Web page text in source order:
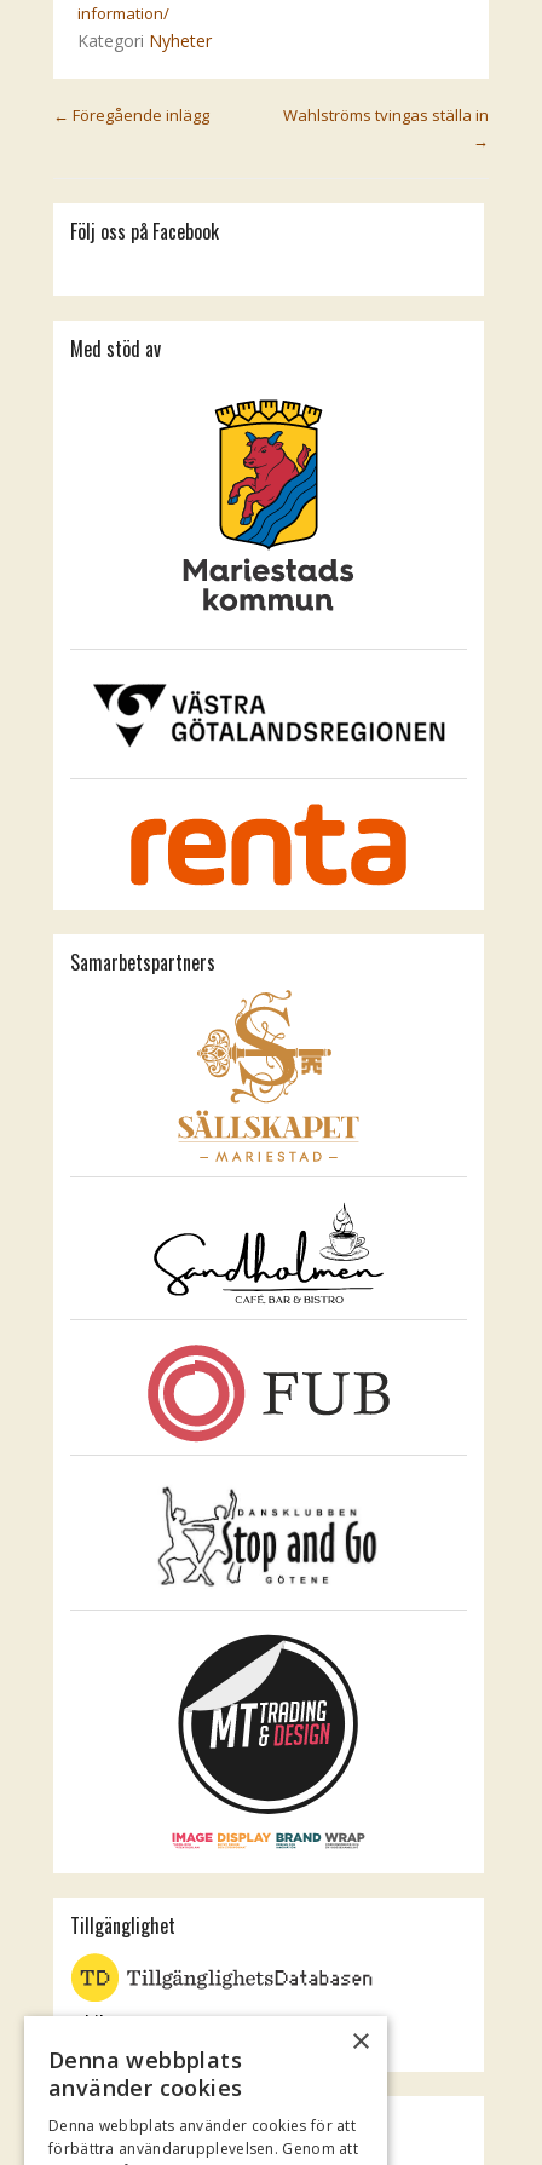
information/
Kategori Nyheter
Post navigation
← Föregående inlägg
Wahlströms tvingas ställa in
→
Följ oss på Facebook
Med stöd av
Samarbetspartners
Tillgänglighet
Jubileumsteatern
Spotify Playlist
×
Denna webbplats
använder cookies
Denna webbplats använder cookies för att
förbättra användarupplevelsen. Genom att